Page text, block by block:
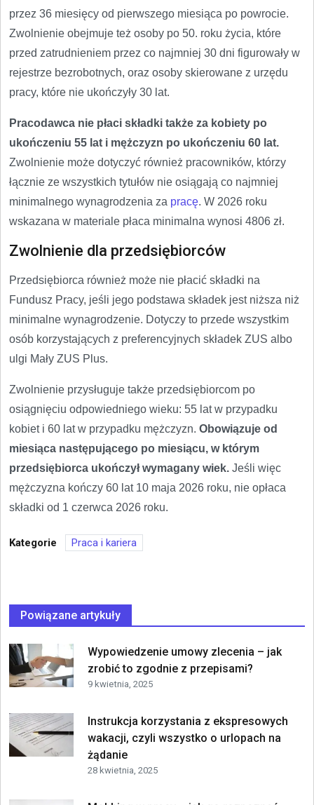
przez 36 miesięcy od pierwszego miesiąca po powrocie.
Zwolnienie obejmuje też osoby po 50. roku życia, które
przed zatrudnieniem przez co najmniej 30 dni figurowały w
rejestrze bezrobotnych, oraz osoby skierowane z urzędu
pracy, które nie ukończyły 30 lat.
Pracodawca nie płaci składki także za kobiety po
ukończeniu 55 lat i mężczyzn po ukończeniu 60 lat.
Zwolnienie może dotyczyć również pracowników, którzy
łącznie ze wszystkich tytułów nie osiągają co najmniej
minimalnego wynagrodzenia za pracę. W 2026 roku
wskazana w materiale płaca minimalna wynosi 4806 zł.
Zwolnienie dla przedsiębiorców
Przedsiębiorca również może nie płacić składki na
Fundusz Pracy, jeśli jego podstawa składek jest niższa niż
minimalne wynagrodzenie. Dotyczy to przede wszystkim
osób korzystających z preferencyjnych składek ZUS albo
ulgi Mały ZUS Plus.
Zwolnienie przysługuje także przedsiębiorcom po
osiągnięciu odpowiedniego wieku: 55 lat w przypadku
kobiet i 60 lat w przypadku mężczyzn. Obowiązuje od
miesiąca następującego po miesiącu, w którym
przedsiębiorca ukończył wymagany wiek. Jeśli więc
mężczyzna kończy 60 lat 10 maja 2026 roku, nie opłaca
składki od 1 czerwca 2026 roku.
Kategorie Praca i kariera
Powiązane artykuły
Wypowiedzenie umowy zlecenia – jak
zrobić to zgodnie z przepisami?
9 kwietnia, 2025
Instrukcja korzystania z ekspresowych
wakacji, czyli wszystko o urlopach na
żądanie
28 kwietnia, 2025